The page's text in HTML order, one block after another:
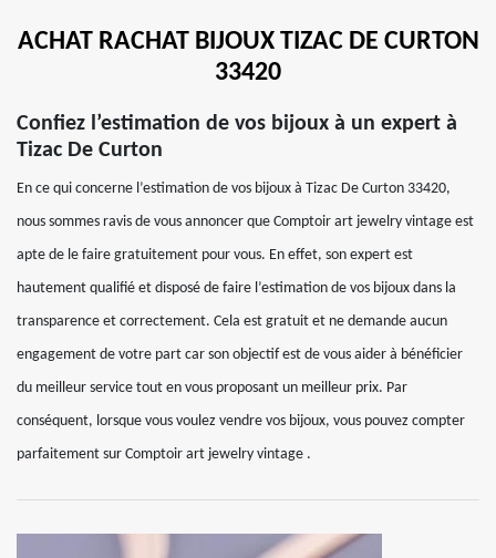
ACHAT RACHAT BIJOUX TIZAC DE CURTON
33420
Confiez l’estimation de vos bijoux à un expert à
Tizac De Curton
En ce qui concerne l’estimation de vos bijoux à Tizac De Curton 33420,
nous sommes ravis de vous annoncer que Comptoir art jewelry vintage est
apte de le faire gratuitement pour vous. En effet, son expert est
hautement qualifié et disposé de faire l’estimation de vos bijoux dans la
transparence et correctement. Cela est gratuit et ne demande aucun
engagement de votre part car son objectif est de vous aider à bénéficier
du meilleur service tout en vous proposant un meilleur prix. Par
conséquent, lorsque vous voulez vendre vos bijoux, vous pouvez compter
parfaitement sur Comptoir art jewelry vintage .